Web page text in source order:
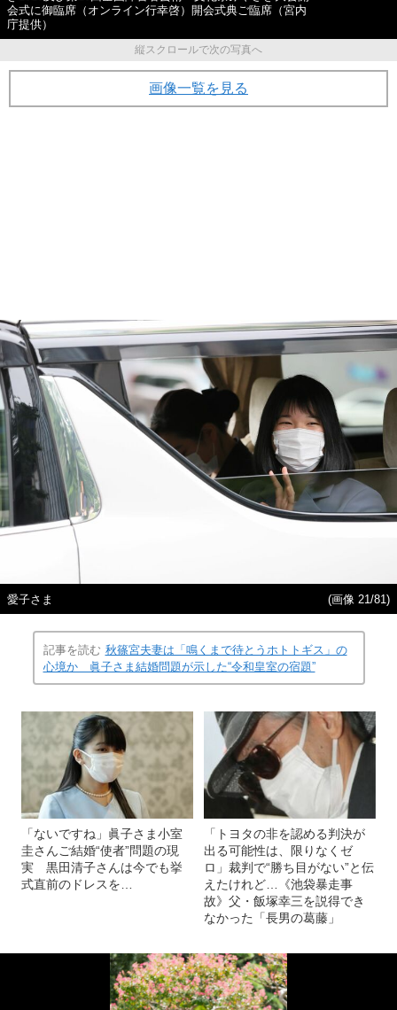
会式に御臨席（オンライン行幸啓）開会式典ご臨席（宮内
庁提供）
縦スクロールで次の写真へ
画像一覧を見る
愛子さま (画像 21/81)
記事を読む 秋篠宮夫妻は「鳴くまで待とうホトトギス」の
心境か 眞子さま結婚問題が示した“令和皇室の宿題”
「ないですね」眞子さま小室
圭さんご結婚“使者”問題の現
実 黒田清子さんは今でも挙
式直前のドレスを…
「トヨタの非を認める判決が
出る可能性は、限りなくゼ
ロ」裁判で“勝ち目がない”と伝
えたけれど…《池袋暴走事
故》父・飯塚幸三を説得でき
なかった「長男の葛藤」